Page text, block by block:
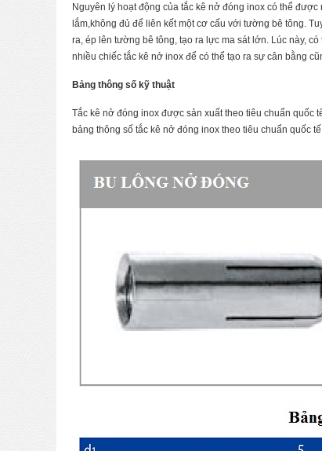
Nguyên lý hoạt động của tắc kê nở đóng inox có thể
lắm,không đủ để liên kết một cơ cấu với tường bê tông.
ra, ép lên tường bê tông, tạo ra lực ma sát lớn. Lúc này,
nhiều chiếc tắc kê nở inox để có thể tạo ra sự cân bằng
Bảng thông số kỹ thuật
Tắc kê nở đóng inox được sản xuất theo tiêu chuẩn
bảng thông số tắc kê nở đóng inox theo tiêu chuẩn quốc